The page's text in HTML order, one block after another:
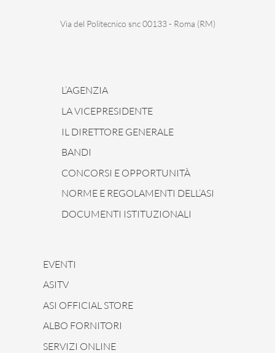
Via del Politecnico snc 00133 - Roma (RM)
L’AGENZIA
LA VICEPRESIDENTE
IL DIRETTORE GENERALE
BANDI
CONCORSI E OPPORTUNITÀ
NORME E REGOLAMENTI DELL’ASI
DOCUMENTI ISTITUZIONALI
EVENTI
ASITV
ASI OFFICIAL STORE
ALBO FORNITORI
SERVIZI ONLINE